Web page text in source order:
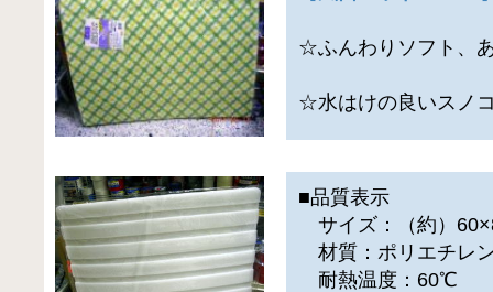
☆ふんわりソフト、
☆水はけの良いスノ
■品質表示
サイズ：（約）
材質：ポリエチレ
耐熱温度：60℃